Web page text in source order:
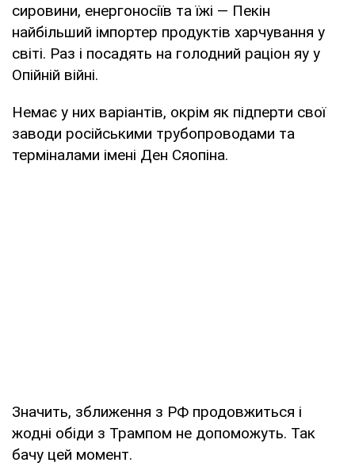
сировини, енергоносіїв та їжі — Пекін
найбільший імпортер продуктів харчування у
світі. Раз і посадять на голодний раціон яу у
Опійній війні.
Немає у них варіантів, окрім як підперти свої
заводи російськими трубопроводами та
терміналами імені Ден Сяопіна.
Значить, зближення з РФ продовжиться і
жодні обіди з Трампом не допоможуть. Так
бачу цей момент.